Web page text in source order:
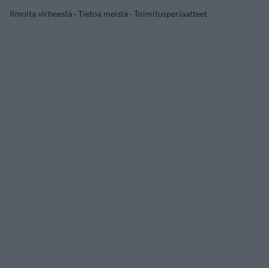
Ilmoita virheestä · Tietoa meistä · Toimitusperiaatteet